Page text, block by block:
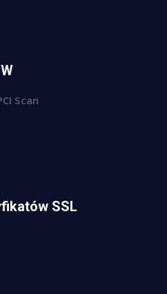
Scan
SSL